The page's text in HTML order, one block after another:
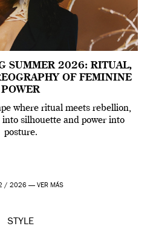
SUMMER 2026: RITUAL,
OF FEMININE
POWER
where ritual meets rebellion,
silhouette and power into
posture.
/ 2026 — VER MÁS
STYLE